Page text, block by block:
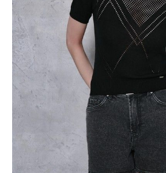
DODAJ DO KOSZYKA
Jak złożyć zamówienie
POWIADOM MNIE O DOSTĘPNOŚCI
ПОЛУЧИТЬ ПО EMAIL
Dostawa
Kurier,darmowa od 99 zł
czas dostawy: 1-2 dni robocze
Paczkomaty InPost 24/7,
darmowa od 50 zł
czas dostawy: 1-2 dni robocze
Odbiór osobisty w sklepie Conte (Łodz)
pn.- czw. 8:00 - 16:00, pt. 8:00 - 14:00
Opis produktu